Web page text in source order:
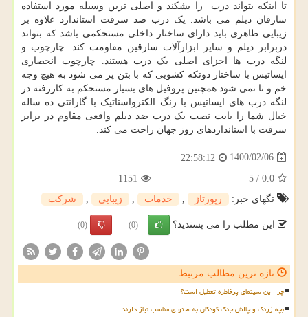
تا اینکه بتواند درب را بشکند و اصلی ترین وسیله مورد استفاده
سارقان دیلم می باشد. یک درب ضد سرقت استاندارد علاوه بر
زیبایی ظاهری باید دارای ساختار داخلی مستحکمی باشد که بتواند
دربرابر دیلم و سایر ابزارآلات سارقین مقاومت کند. چارچوب و
لنگه درب ها اجزای اصلی یک درب هستند. چارچوب انحصاری
ایساتیس با ساختار دوتکه کشویی که با بتن پر می شود به هیچ وجه
خم و تا نمی شود همچنین پروفیل های بسیار مستحکم به کاررفته در
لنگه درب های ایساتیس با رنگ الکترواستاتیک با گارانتی ده ساله
خیال شما را بابت نصب یک درب ضد دیلم واقعی مقاوم در برابر
سرقت با استانداردهای روز جهان راحت می کند.
1400/02/06
22:58:12
0.0
/
5
1151
تگهای خبر:
رپورتاژ خدمات زیبایی شركت
این مطلب را می پسندید؟ (0)
(0)
تازه ترین مطالب مرتبط
چرا این سینمای پرخاطره تعطیل است؟
بچه زرنگ و چالش جنگ کودکان به محتوای مناسب نیاز دارند